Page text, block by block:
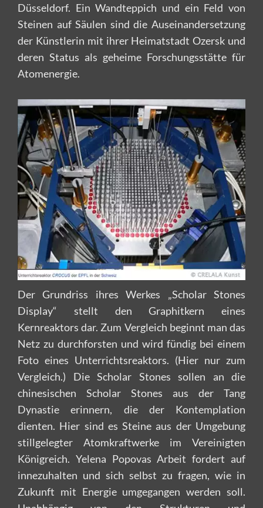
Düsseldorf. Ein Wandteppich und ein Feld von
Steinen auf Säulen sind die Auseinandersetzung
der Künstlerin mit ihrer Heimatstadt Ozersk und
deren Status als geheime Forschungsstätte für
Atomenergie.
Der Grundriss ihres Werkes „Scholar Stones
Display“ stellt den Graphitkern eines
Kernreaktors dar. Zum Vergleich beginnt man das
Netz zu durchforsten und wird fündig bei einem
Foto eines Unterrichtsreaktors. (Hier nur zum
Vergleich.) Die Scholar Stones sollen an die
chinesischen Scholar Stones aus der Tang
Dynastie erinnern, die der Kontemplation
dienten. Hier sind es Steine aus der Umgebung
stillgelegter Atomkraftwerke im Vereinigten
Königreich. Yelena Popovas Arbeit fordert auf
innezuhalten und sich selbst zu fragen, wie in
Zukunft mit Energie umgegangen werden soll.